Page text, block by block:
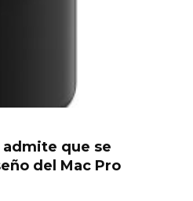
que se
del Mac Pro